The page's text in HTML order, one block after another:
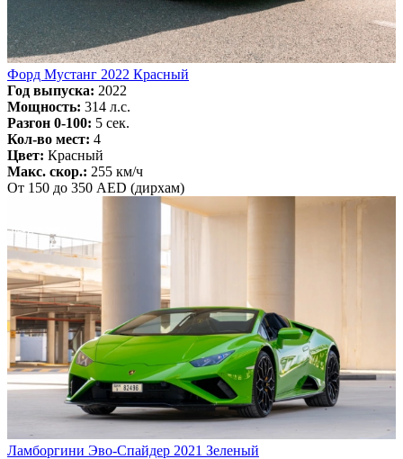
Форд Мустанг 2022 Красный
Год выпуска: 2022
Мощность: 314 л.с.
Разгон 0-100: 5 сек.
Кол-во мест: 4
Цвет: Красный
Макс. скор.: 255 км/ч
От 150 до 350 AED (дирхам)
БЕЗ ДЕПОЗИТА
Ламборгини Эво-Спайдер 2021 Зеленый